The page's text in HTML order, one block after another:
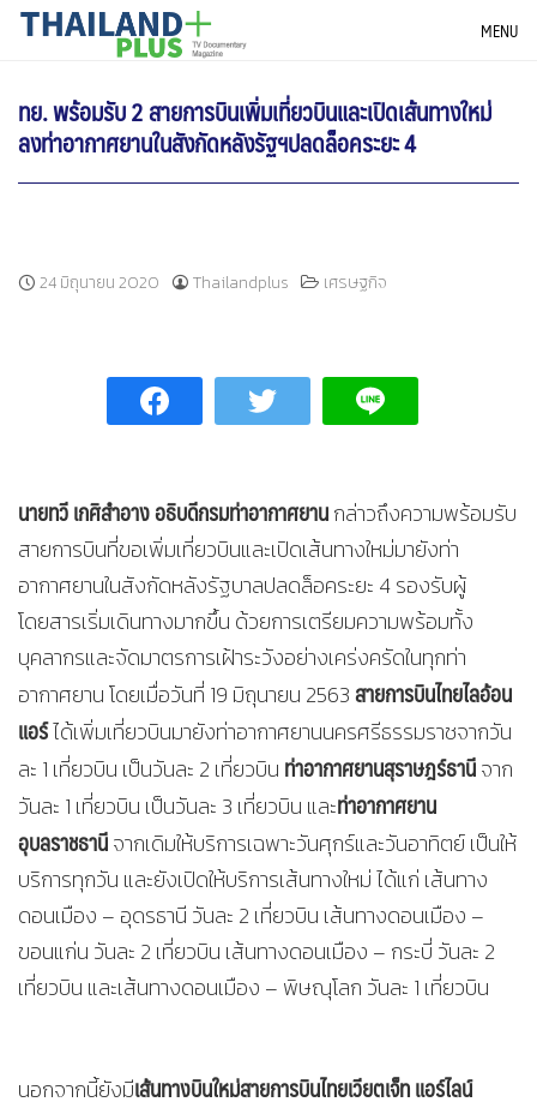
SkipTHAILANDPLUS NEWS MENU
ทย. พร้อมรับ 2 สายการบินเพิ่มเที่ยวบินและเปิดเส้นทางใหม่
ลงท่าอากาศยานในสังกัดหลังรัฐฯปลดล็อคระยะ 4
24 มิถุนายน 2020 Thailandplus เศรษฐกิจ
นายทวี เกศิสำอาง อธิบดีกรมท่าอากาศยานกล่าวถึงความพร้อมรับ
สายการบินที่ขอเพิ่มเที่ยวบินและเปิดเส้นทางใหม่มายังท่า
อากาศยานในสังกัดหลังรัฐบาลปลดล็อคระยะ 4 รองรับผู้
โดยสารเริ่มเดินทางมากขึ้น ด้วยการเตรียมความพร้อมทั้ง
บุคลากรและจัดมาตรการเฝ้าระวังอย่างเคร่งครัดในทุกท่า
อากาศยาน โดยเมื่อวันที่ 19 มิถุนายน 2563สายการบินไทยไลอ้อน
แอร์ได้เพิ่มเที่ยวบินมายังท่าอากาศยานนครศรีธรรมราชจากวัน
ละ 1 เที่ยวบิน เป็นวันละ 2 เที่ยวบิน ท่าอากาศยานสุราษฎร์ธานีจาก
วันละ 1 เที่ยวบิน เป็นวันละ 3 เที่ยวบิน และท่าอากาศยาน
อุบลราชธานีจากเดิมให้บริการเฉพาะวันศุกร์และวันอาทิตย์ เป็นให้
บริการทุกวัน และยังเปิดให้บริการเส้นทางใหม่ ได้แก่ เส้นทาง
ดอนเมือง – อุดรธานี วันละ 2 เที่ยวบิน เส้นทางดอนเมือง –
ขอนแก่น วันละ 2 เที่ยวบิน เส้นทางดอนเมือง – กระบี่ วันละ 2
เที่ยวบิน และเส้นทางดอนเมือง – พิษณุโลก วันละ 1 เที่ยวบิน
นอกจากนี้ยังมีเส้นทางบินใหม่สายการบินไทยเวียตเจ็ท แอร์ไลน์